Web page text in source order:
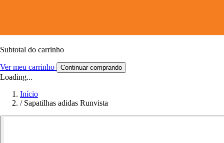
Subtotal do carrinho
Ver meu carrinho Continuar comprando
Loading...
Início
/ Sapatilhas adidas Runvista